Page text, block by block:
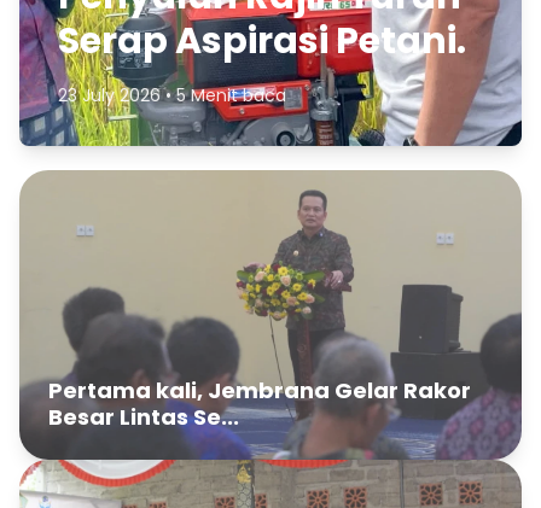
Serap Aspirasi Petani.
23 July 2026 • 5 Menit baca
Pertama kali, Jembrana Gelar Rakor
Besar Lintas Se...